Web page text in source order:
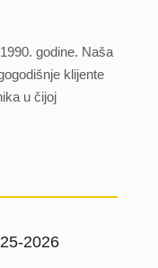
godine. Naša
klijente
u čijoj
2026